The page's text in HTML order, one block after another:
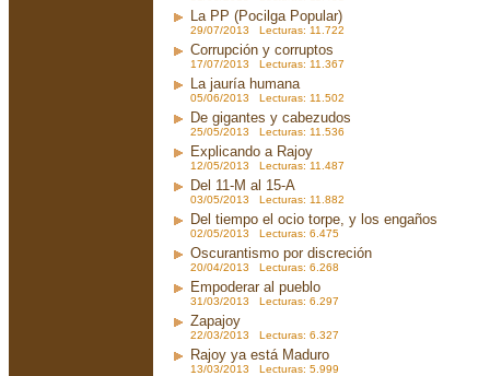
La PP (Pocilga Popular)
29/07/2013 Lecturas: 11.722
Corrupción y corruptos
17/07/2013 Lecturas: 11.367
La jauría humana
05/06/2013 Lecturas: 11.502
De gigantes y cabezudos
25/05/2013 Lecturas: 11.536
Explicando a Rajoy
12/05/2013 Lecturas: 11.487
Del 11-M al 15-A
03/05/2013 Lecturas: 11.882
Del tiempo el ocio torpe, y los engaños
02/05/2013 Lecturas: 6.475
Oscurantismo por discreción
20/04/2013 Lecturas: 6.268
Empoderar al pueblo
31/03/2013 Lecturas: 6.297
Zapajoy
22/03/2013 Lecturas: 6.327
Rajoy ya está Maduro
13/03/2013 Lecturas: 5.999